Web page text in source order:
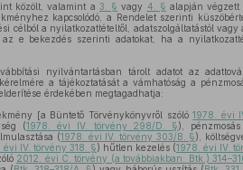
közölt, valamint a 3. § vagy 4. § alapján végzett
kapcsolódó, a Rendelet szerinti
célból a nyilatkozattételtől, adatszolgáltatástól vagy
e bekezdés szerinti adatokat, ha a
nyilvántartásban tárolt adatot az
a tájékoztatását a vámhatóság a
érdekében megtagadhatja:
[a Büntető Törvénykönyvről szóló1978. évi
(1978. évi IV. törvény 298/D. §),
(1978. évi IV. törvény 303/B. §),
évi IV. törvény 318. §) hűtlen kezelés (1978. évi IV.
2012. évi C. törvény (a továbbiakban: Btk.)